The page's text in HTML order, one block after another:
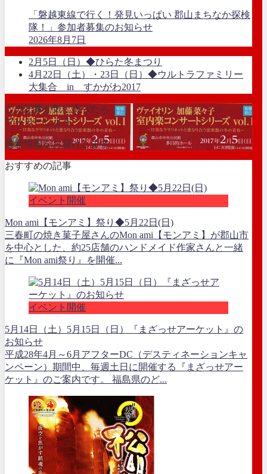
「磐越東線で行く！発見いっぱい 郡山まちなか探検
隊！」参加者募集のお知らせ
2026年8月7日
2月5日（日）◆ひらた冬まつり
4月22日（土）・23日（日）◆ウルトラファミリー
大集合 in すかがわ2017
この記事が気に入ったら
フォローしよう
最新情報をお届けします
おすすめの記事
イベント開催
Mon ami【モンアミ】祭り◆5月22日(日)
三春町の焼き菓子屋さんのMon ami【モンアミ】が郡山市
を中心とした、約25店舗のハンドメイド作家さんと一緒
に『Mon ami祭り』を開催...
イベント開催
5月14日（土）5月15日（日）『まざっせアーケット』の
お知らせ
平成28年4月～6月アフターDC（デスティネーションキャ
ンペーン）期間中、毎週土日に開催する『まざっせアー
ケット』のご案内です。 福島県のど...